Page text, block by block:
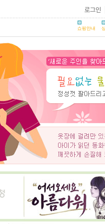
로그인
쇼핑안내